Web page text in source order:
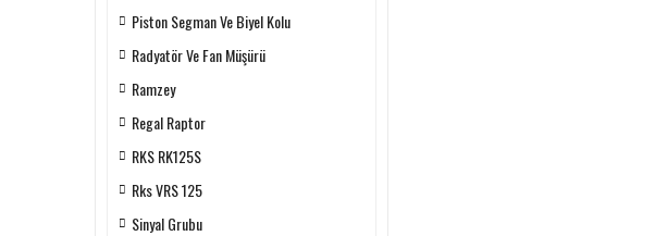
Piston Segman Ve Biyel Kolu
Radyatör Ve Fan Müşürü
Ramzey
Regal Raptor
RKS RK125S
Rks VRS 125
Sinyal Grubu